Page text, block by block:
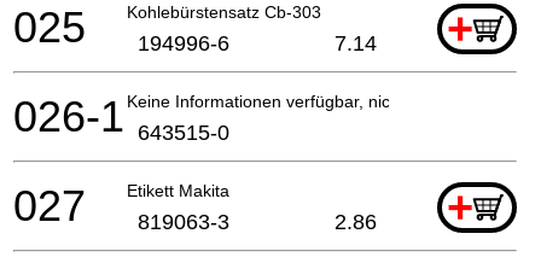
Kohlebürstensatz Cb-303 +
025 194996-6 7.14
Keine Informationen verfügbar, nicht bestellbar
026-1 643515-0
Etikett Makita +
027 819063-3 2.86